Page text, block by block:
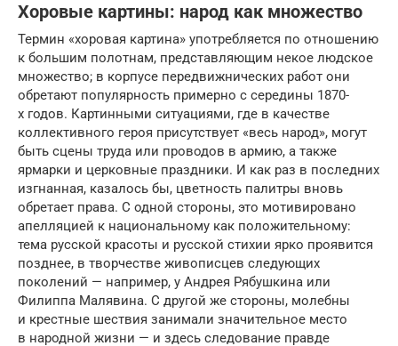
Хоровые картины: народ как множество
Термин «хоровая картина» употребляется по отношению
к большим полотнам, представляющим некое людское
множество; в корпусе передвижнических работ они
обретают популярность примерно с середины 1870-
х годов. Картин­ными ситуациями, где в качестве
коллективного героя присутствует «весь народ», могут
быть сцены труда или проводов в армию, а также
ярмарки и церковные праздники. И как раз в последних
изгнанная, казалось бы, цветность палитры вновь
обретает права. С одной стороны, это мотивировано
апелляцией к национальному как положительному:
тема русской красоты и русской стихии ярко проявится
позднее, в творчестве живописцев следую­щих
поколений — например, у Андрея Рябушкина или
Филиппа Малявина. С другой же стороны, молебны
и крестные шествия занимали значительное место
в народной жизни — и здесь следование правде